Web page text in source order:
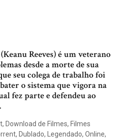
Reeves) é um veterano
desde a morte de sua
seu colega de trabalho foi
o sistema que vigora na
fez parte e defendeu ao
Download de Filmes, Filmes
Dublado, Legendado, Online,